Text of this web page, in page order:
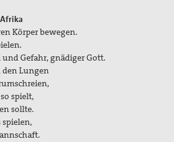
Körper bewegen.
Gefahr, gnädiger Gott.
Lungen
spielt,
sollte.